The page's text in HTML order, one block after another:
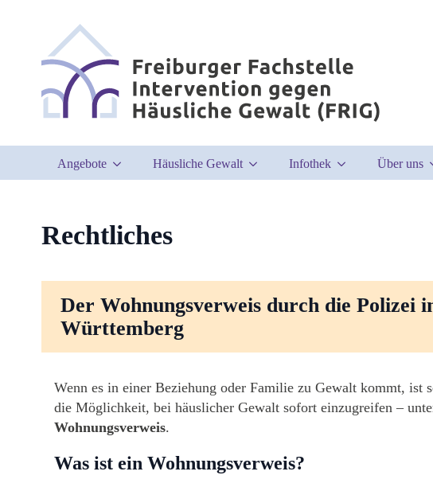
Angebote Häusliche Gewalt Infothek Über uns
Rechtliches
Der Wohnungsverweis durch die Polizei
Württemberg
Wenn es in einer Beziehung oder Familie zu Gewalt kommt,
die Möglichkeit, bei häuslicher Gewalt sofort einzugreifen –
Wohnungsverweis.
Was ist ein Wohnungsverweis?